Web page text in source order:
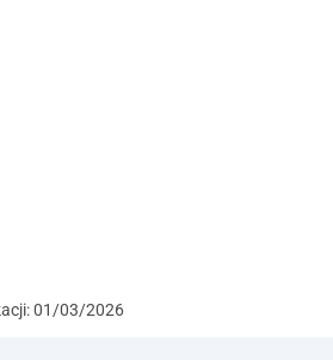
01/03/2026